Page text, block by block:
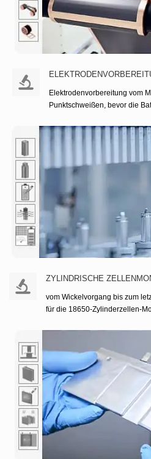
gewalzt. Dann
Stromableiterfolie und
laminierte den trockenen
Stromkollektorfolie
trockene Elektrode zu
Elektrodenvorbereitung vom
Punktschweißen, bevor die
Schlämmen, die
Elektrodenwalzpresse, das
ZYLINDRISCHE
vom Wickelvorgang bis zum
für die 18650-Zylinderzellen-